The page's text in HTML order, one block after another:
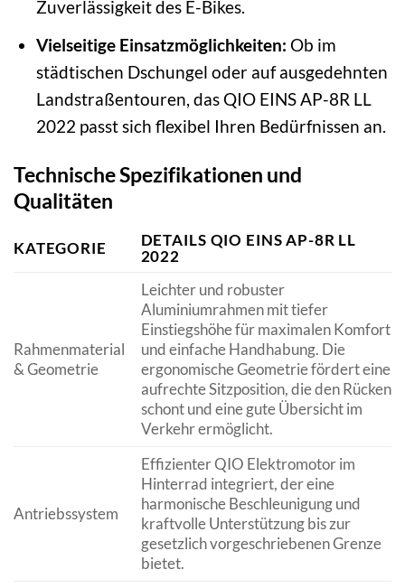
Zuverlässigkeit des E-Bikes.
Vielseitige Einsatzmöglichkeiten: Ob im
städtischen Dschungel oder auf ausgedehnten
Landstraßentouren, das QIO EINS AP-8R LL
2022 passt sich flexibel Ihren Bedürfnissen an.
Technische Spezifikationen und
Qualitäten
KATEGORIE
DETAILS QIO EINS AP-8R LL
2022
Rahmenmaterial
& Geometrie
Leichter und robuster
Aluminiumrahmen mit tiefer
Einstiegshöhe für maximalen Komfort
und einfache Handhabung. Die
ergonomische Geometrie fördert eine
aufrechte Sitzposition, die den Rücken
schont und eine gute Übersicht im
Verkehr ermöglicht.
Antriebssystem
Effizienter QIO Elektromotor im
Hinterrad integriert, der eine
harmonische Beschleunigung und
kraftvolle Unterstützung bis zur
gesetzlich vorgeschriebenen Grenze
bietet.